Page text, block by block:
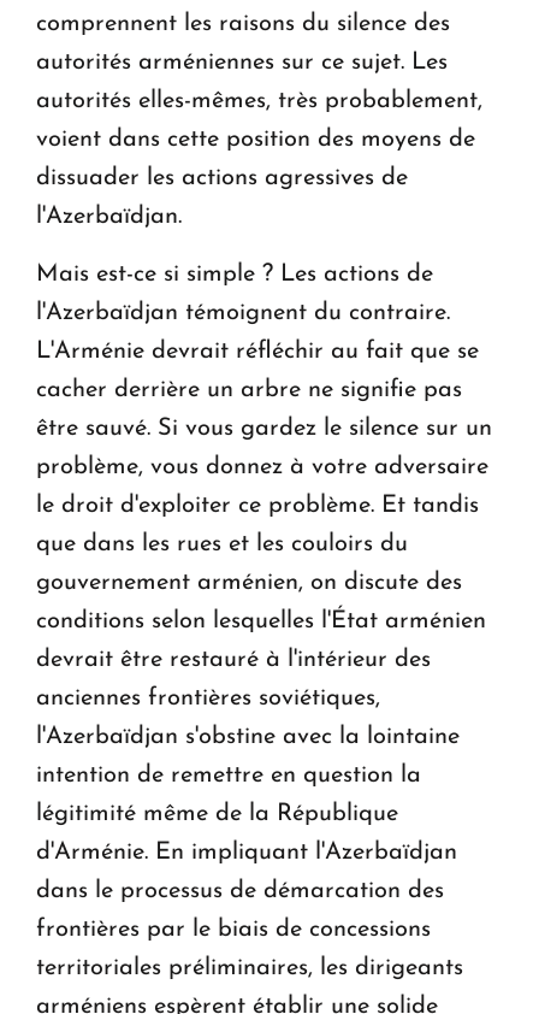
comprennent les raisons du silence des
autorités arméniennes sur ce sujet. Les
autorités elles-mêmes, très probablement,
voient dans cette position des moyens de
dissuader les actions agressives de
l'Azerbaïdjan.
Mais est-ce si simple ? Les actions de
l'Azerbaïdjan témoignent du contraire.
L'Arménie devrait réfléchir au fait que se
cacher derrière un arbre ne signifie pas
être sauvé. Si vous gardez le silence sur un
problème, vous donnez à votre adversaire
le droit d'exploiter ce problème. Et tandis
que dans les rues et les couloirs du
gouvernement arménien, on discute des
conditions selon lesquelles l'État arménien
devrait être restauré à l'intérieur des
anciennes frontières soviétiques,
l'Azerbaïdjan s'obstine avec la lointaine
intention de remettre en question la
légitimité même de la République
d'Arménie. En impliquant l'Azerbaïdjan
dans le processus de démarcation des
frontières par le biais de concessions
territoriales préliminaires, les dirigeants
arméniens espèrent établir une solide